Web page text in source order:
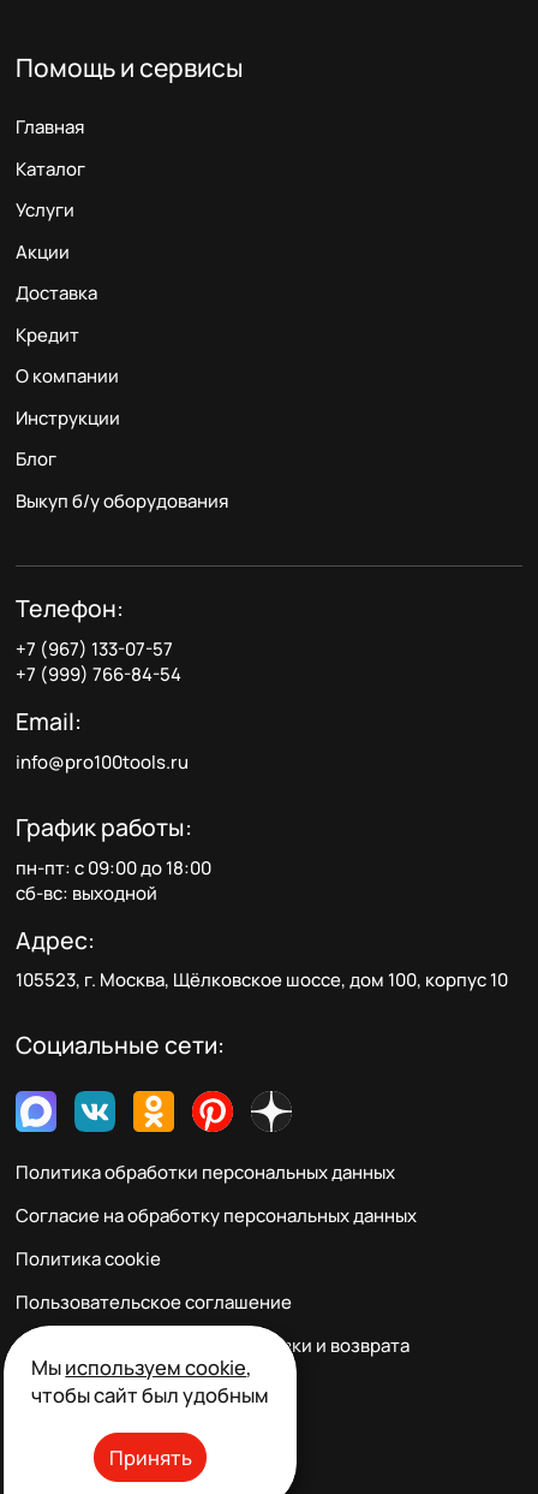
Помощь и сервисы
Главная
Каталог
Услуги
Акции
Доставка
Кредит
О компании
Инструкции
Блог
Выкуп б/у оборудования
Телефон:
+7 (967) 133-07-57
+7 (999) 766-84-54
Email:
info@pro100tools.ru
График работы:
пн-пт: с 09:00 до 18:00
сб-вс: выходной
Адрес:
105523, г. Москва, Щёлковское шоссе, дом 100, корпус 10
Социальные сети:
Политика обработки персональных данных
Согласие на обработку персональных данных
Политика cookie
Пользовательское соглашение
Правила заказа, оплаты, доставки и возврата
Реквизиты и контакты
Мыиспользуем cookie,
чтобы сайт был удобным
Принять